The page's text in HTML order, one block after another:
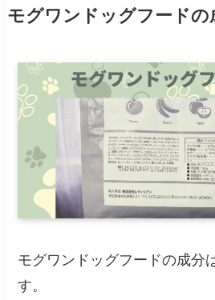
モグワン ドッグフードの
モグワンドッグフードの成分
す。